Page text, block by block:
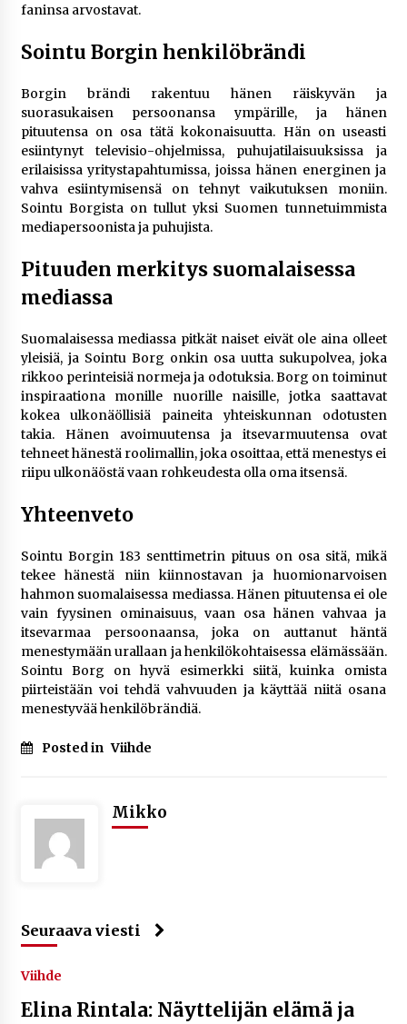
faninsa arvostavat.
Sointu Borgin henkilöbrändi
Borgin brändi rakentuu hänen räiskyvän ja
suorasukaisen persoonansa ympärille, ja hänen
pituutensa on osa tätä kokonaisuutta. Hän on useasti
esiintynyt televisio-ohjelmissa, puhujatilaisuuksissa ja
erilaisissa yritystapahtumissa, joissa hänen energinen ja
vahva esiintymisensä on tehnyt vaikutuksen moniin.
Sointu Borgista on tullut yksi Suomen tunnetuimmista
mediapersoonista ja puhujista.
Pituuden merkitys suomalaisessa
mediassa
Suomalaisessa mediassa pitkät naiset eivät ole aina olleet
yleisiä, ja Sointu Borg onkin osa uutta sukupolvea, joka
rikkoo perinteisiä normeja ja odotuksia. Borg on toiminut
inspiraationa monille nuorille naisille, jotka saattavat
kokea ulkonäöllisiä paineita yhteiskunnan odotusten
takia. Hänen avoimuutensa ja itsevarmuutensa ovat
tehneet hänestä roolimallin, joka osoittaa, että menestys ei
riipu ulkonäöstä vaan rohkeudesta olla oma itsensä.
Yhteenveto
Sointu Borgin 183 senttimetrin pituus on osa sitä, mikä
tekee hänestä niin kiinnostavan ja huomionarvoisen
hahmon suomalaisessa mediassa. Hänen pituutensa ei ole
vain fyysinen ominaisuus, vaan osa hänen vahvaa ja
itsevarmaa persoonaansa, joka on auttanut häntä
menestymään urallaan ja henkilökohtaisessa elämässään.
Sointu Borg on hyvä esimerkki siitä, kuinka omista
piirteistään voi tehdä vahvuuden ja käyttää niitä osana
menestyvää henkilöbrändiä.
Posted in Viihde
Mikko
Seuraava viesti
Viihde
Elina Rintala: Näyttelijän elämä ja